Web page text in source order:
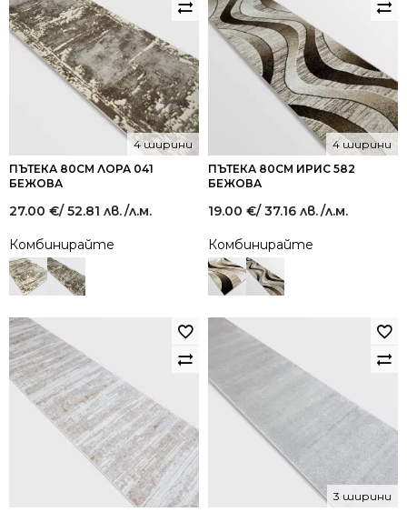
ПЪТЕКА 80СМ ЛОРА 041
БЕЖОВА
4 ширини
27.00 €/ 52.81 лв./л.м.
Комбинирайте
ПЪТЕКА 80СМ ИРИС 582
БЕЖОВА
4 ширини
19.00 €/ 37.16 лв./л.м.
Комбинирайте
3 ширини